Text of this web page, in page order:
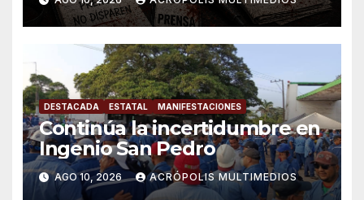
Veracruz
DESTACADA ESTATAL MANIFESTACIONES
Continúa la incertidumbre en
Ingenio San Pedro
AGO 10, 2026 ACRÓPOLIS MULTIMEDIOS